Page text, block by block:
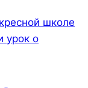
школе
урок о